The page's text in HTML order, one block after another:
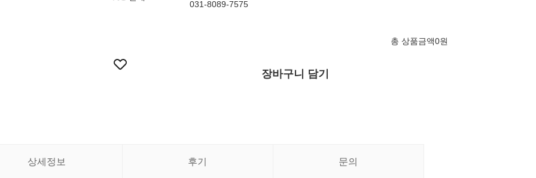
031-8089-7575
총 상품금액0원
장바구니 담기
상세정보 후기 문의